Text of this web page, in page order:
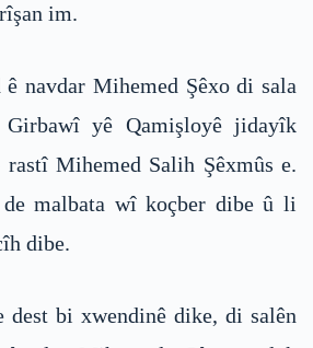
im.
ê navdar Mihemed Şêxo di sala
yê Qamişloyê jidayîk
Mihemed Salih Şêxmûs e.
malbata wî koçber dibe û li
dibe.
dest bi xwendinê dike, di salên